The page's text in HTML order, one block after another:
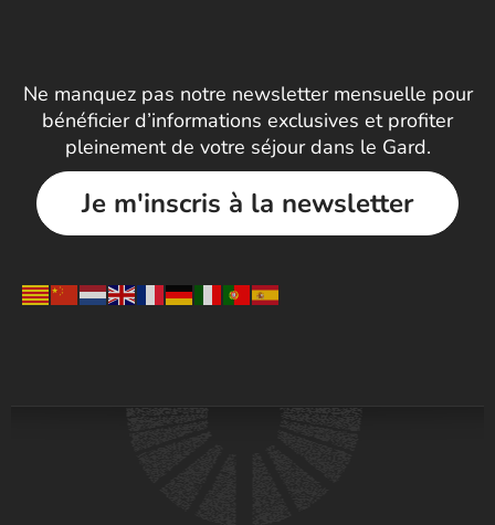
Ne manquez pas notre newsletter mensuelle pour
bénéficier d’informations exclusives et profiter
pleinement de votre séjour dans le Gard.
Je m'inscris à la newsletter